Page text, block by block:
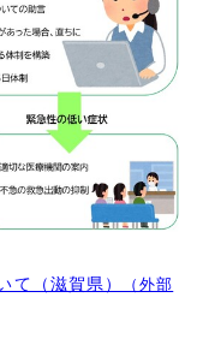
て（滋賀県）
（外部